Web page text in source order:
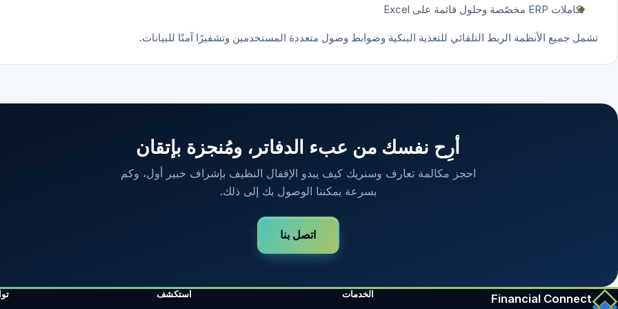
تكاملات ERP مخصّصة وحلول قائمة على Excel
تشمل جميع الأنظمة الربط التلقائي للتغذية البنكية وضوابط وصول متعددة المستخدمين وتشفيرًا آمنًا للبيانات.
أرِح نفسك من عبء الدفاتر، ومُنجزة بإتقان
احجز مكالمة تعارف وسنريك كيف يبدو الإقفال النظيف بإشراف خبير أول، وكم
بسرعة يمكننا الوصول بك إلى ذلك.
اتصل بنا
Financial Connect الخدمات استكشف